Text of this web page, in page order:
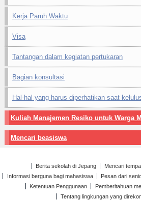
Kerja Paruh Waktu
Visa
Tantangan dalam kegiatan pertukaran
Bagian konsultasi
Hal-hal yang harus diperhatikan saat
Kuliah Manajemen Resiko untuk Warga
Mencari beasiswa
Berita sekolah di Jepang
Mencari
Informasi berguna bagi mahasiswa
Pesan dari
Ketentuan Penggunaan
Pemberitahuan
Tentang lingkungan yang